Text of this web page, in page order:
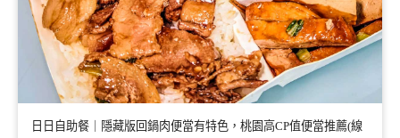
日日自助餐｜隱藏版回鍋肉便當有特色，桃園高CP值便當推薦(線